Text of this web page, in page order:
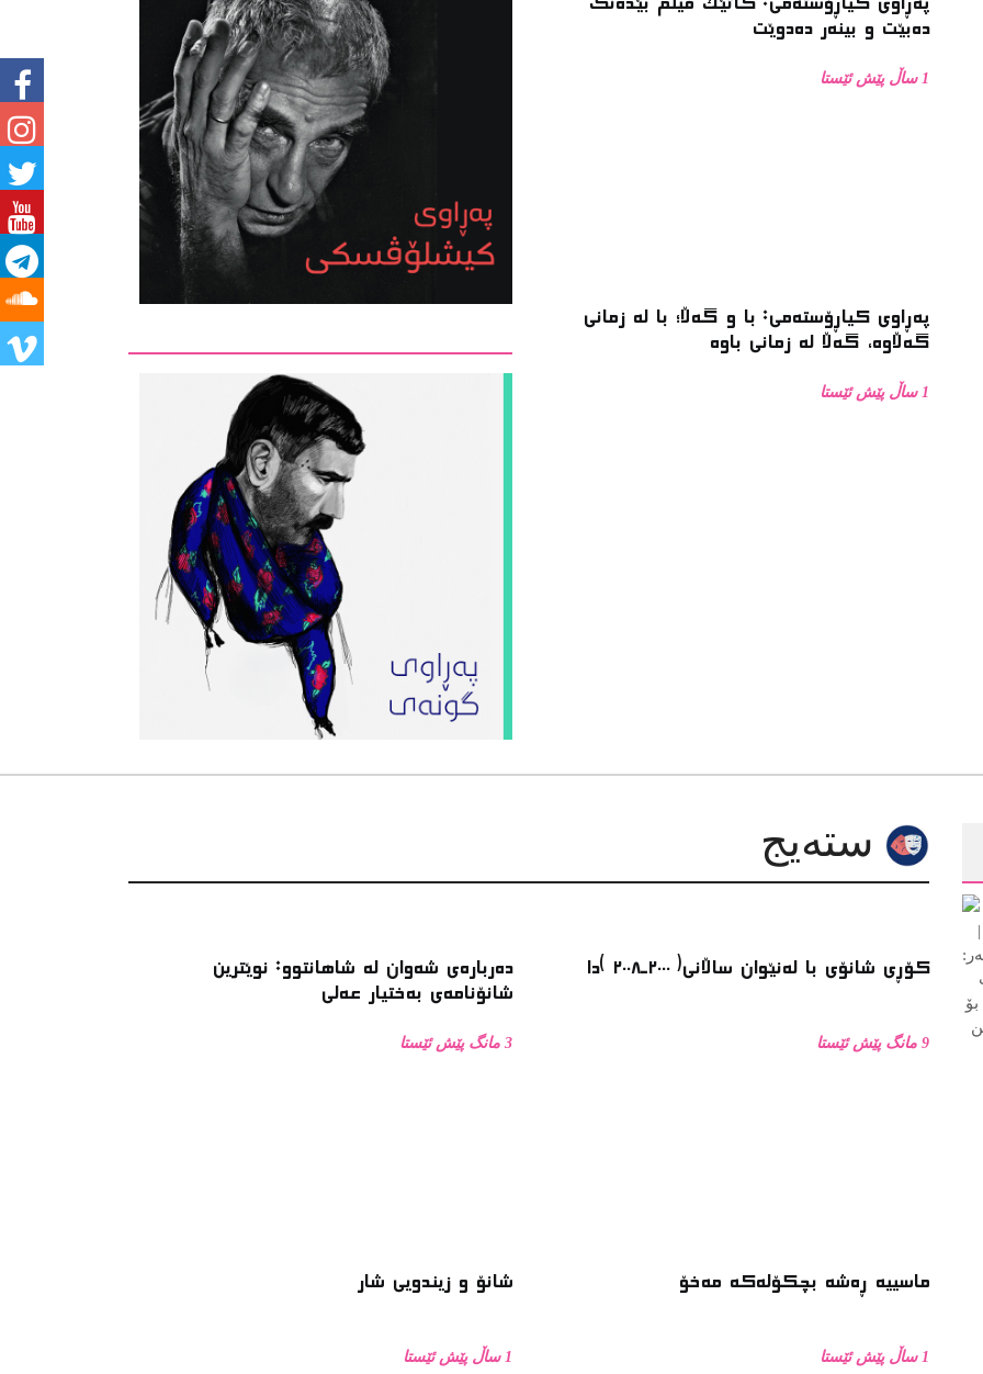
دەبێت و بینەر دەدوێت
1 ساڵ پێش ئێستا
پەڕاوی کیاڕۆستەمی: با و گەڵا؛ با لە زمانی
گەڵاوە، گەڵا لە زمانی باوە
1 ساڵ پێش ئێستا
دەربارەی شەوان لە شاهانتوو: نوێترین
شانۆنامەی بەختیار عەلی
3 مانگ پێش ئێستا
کۆڕی شانۆی با لەنێوان ساڵانی( ٢٠٠٠ـ٢٠٠٨ )دا
9 مانگ پێش ئێستا
شانۆ و زیندویی شار
1 ساڵ پێش ئێستا
ماسییه ڕەشە بچکۆلەکە مەخۆ
1 ساڵ پێش ئێستا